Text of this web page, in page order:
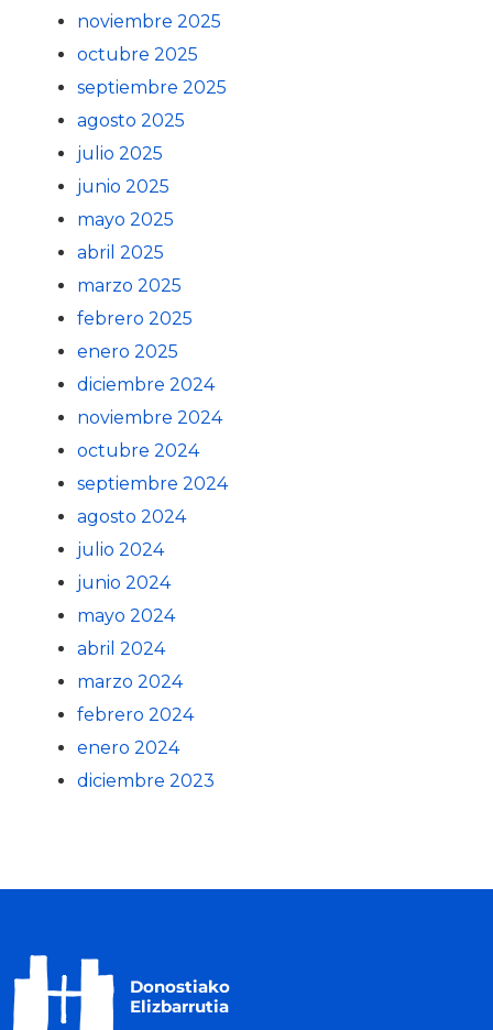
noviembre 2025
octubre 2025
septiembre 2025
agosto 2025
julio 2025
junio 2025
mayo 2025
abril 2025
marzo 2025
febrero 2025
enero 2025
diciembre 2024
noviembre 2024
octubre 2024
septiembre 2024
agosto 2024
julio 2024
junio 2024
mayo 2024
abril 2024
marzo 2024
febrero 2024
enero 2024
diciembre 2023